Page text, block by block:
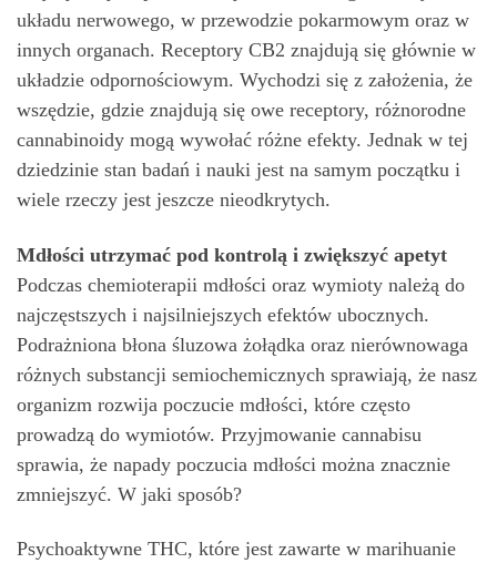
układu nerwowego, w przewodzie pokarmowym oraz w
innych organach. Receptory CB2 znajdują się głównie w
układzie odpornościowym. Wychodzi się z założenia, że
wszędzie, gdzie znajdują się owe receptory, różnorodne
cannabinoidy mogą wywołać różne efekty. Jednak w tej
dziedzinie stan badań i nauki jest na samym początku i
wiele rzeczy jest jeszcze nieodkrytych.
Mdłości utrzymać pod kontrolą i zwiększyć apetyt
Podczas chemioterapii mdłości oraz wymioty należą do
najczęstszych i najsilniejszych efektów ubocznych.
Podrażniona błona śluzowa żołądka oraz nierównowaga
różnych substancji semiochemicznych sprawiają, że nasz
organizm rozwija poczucie mdłości, które często
prowadzą do wymiotów. Przyjmowanie cannabisu
sprawia, że napady poczucia mdłości można znacznie
zmniejszyć. W jaki sposób?
Psychoaktywne THC, które jest zawarte w marihuanie